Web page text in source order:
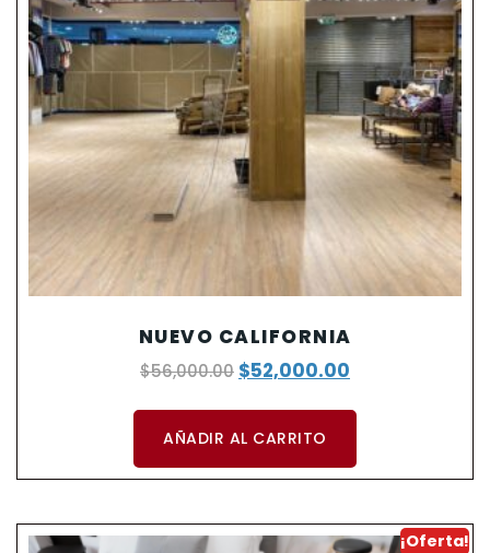
NUEVO CALIFORNIA
$56,000.00 $52,000.00
AÑADIR AL CARRITO
¡Oferta!